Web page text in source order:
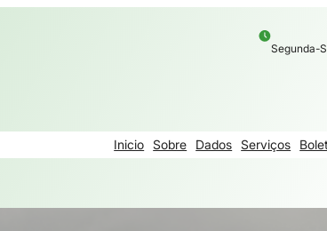
Segunda-
Inicio Sobre Dados Serviços